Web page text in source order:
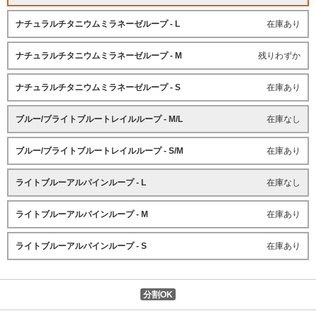
ナチュラルチタニウムミラネーゼループ - L 在庫あり
ナチュラルチタニウムミラネーゼループ - M 残りわずか
ナチュラルチタニウムミラネーゼループ - S 在庫あり
ブルー/ブライトブルートレイルループ - M/L 在庫なし
ブルー/ブライトブルートレイルループ - S/M 在庫あり
ライトブルーアルパインループ - L 在庫なし
ライトブルーアルパインループ - M 在庫あり
ライトブルーアルパインループ - S 在庫あり
分割OK